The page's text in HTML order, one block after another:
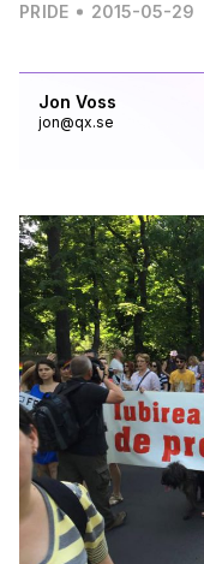
Jon Voss
jon@qx.se
PRIDE 2015-05-29